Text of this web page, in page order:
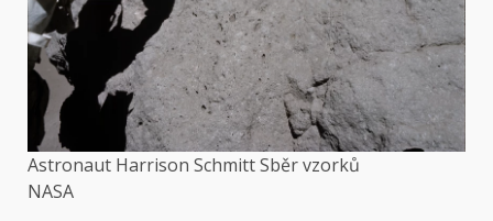
Astronaut Harrison Schmitt Sběr vzorků
NASA